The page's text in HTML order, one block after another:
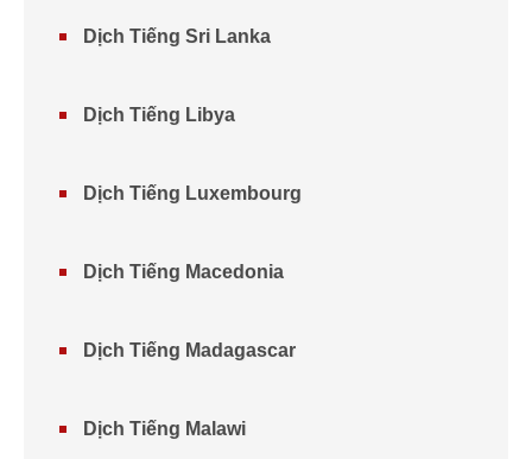
Dịch Tiếng Sri Lanka
Dịch Tiếng Libya
Dịch Tiếng Luxembourg
Dịch Tiếng Macedonia
Dịch Tiếng Madagascar
Dịch Tiếng Malawi